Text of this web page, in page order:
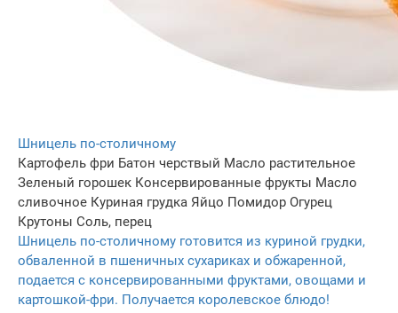
Шницель по-столичному
Картофель фри Батон черствый Масло растительное
Зеленый горошек Консервированные фрукты Масло
сливочное Куриная грудка Яйцо Помидор Огурец
Крутоны Соль, перец
Шницель по-столичному готовится из куриной грудки,
обваленной в пшеничных сухариках и обжаренной,
подается с консервированными фруктами, овощами и
картошкой-фри. Получается королевское блюдо!